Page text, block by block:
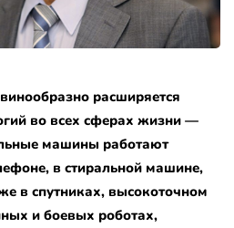
расширяется
во всех сферах жизни —
машины работают
в стиральной машине,
в спутниках, высокоточном
и боевых роботах,